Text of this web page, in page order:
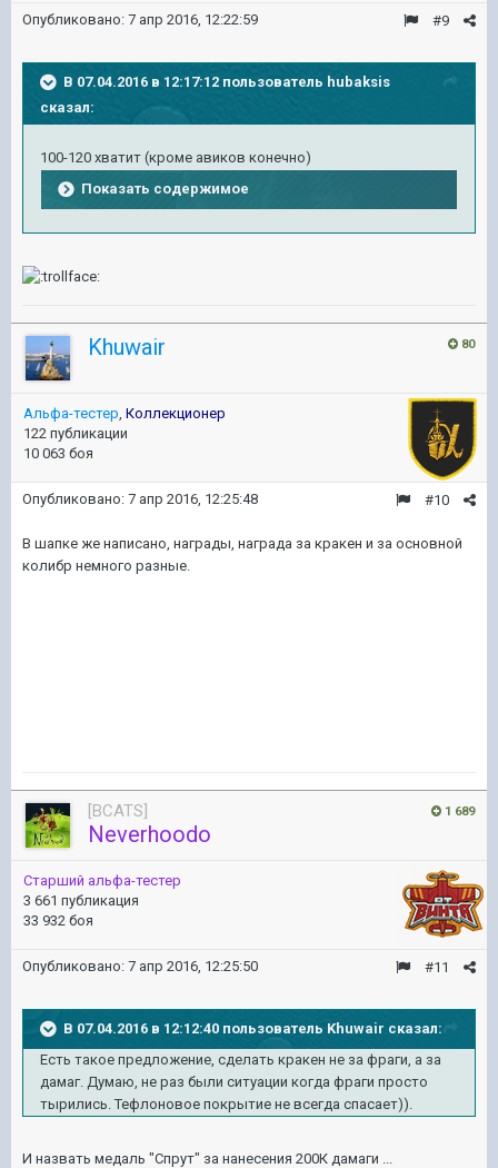
#9
Опубликовано: 7 апр 2016, 12:22:59
В 07.04.2016 в 12:17:12 пользователь hubaksis
сказал:
100-120 хватит (кроме авиков конечно)
Показать содержимое
80
Khuwair
Альфа-тестер, Коллекционер
122 публикации
10 063 боя
#10
Опубликовано: 7 апр 2016, 12:25:48
В шапке же написано, награды, награда за кракен и за основной
колибр немного разные.
1 689
[BCATS]
Neverhoodo
Старший альфа-тестер
3 661 публикация
33 932 боя
#11
Опубликовано: 7 апр 2016, 12:25:50
В 07.04.2016 в 12:12:40 пользователь Khuwair сказал:
Есть такое предложение, сделать кракен не за фраги, а за
дамаг. Думаю, не раз были ситуации когда фраги просто
тырились. Тефлоновое покрытие не всегда спасает)).
И назвать медаль "Спрут" за нанесения 200К дамаги ...